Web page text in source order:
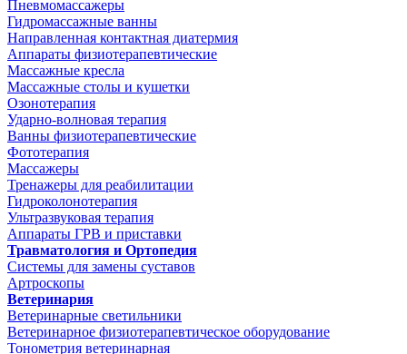
Пневмомассажеры
Гидромассажные ванны
Направленная контактная диатермия
Аппараты физиотерапевтические
Массажные кресла
Массажные столы и кушетки
Озонотерапия
Ударно-волновая терапия
Ванны физиотерапевтические
Фототерапия
Массажеры
Тренажеры для реабилитации
Гидроколонотерапия
Ультразвуковая терапия
Аппараты ГРВ и приставки
Травматология и Ортопедия
Системы для замены суставов
Артроскопы
Ветеринария
Ветеринарные светильники
Ветеринарное физиотерапевтическое оборудование
Тонометрия ветеринарная